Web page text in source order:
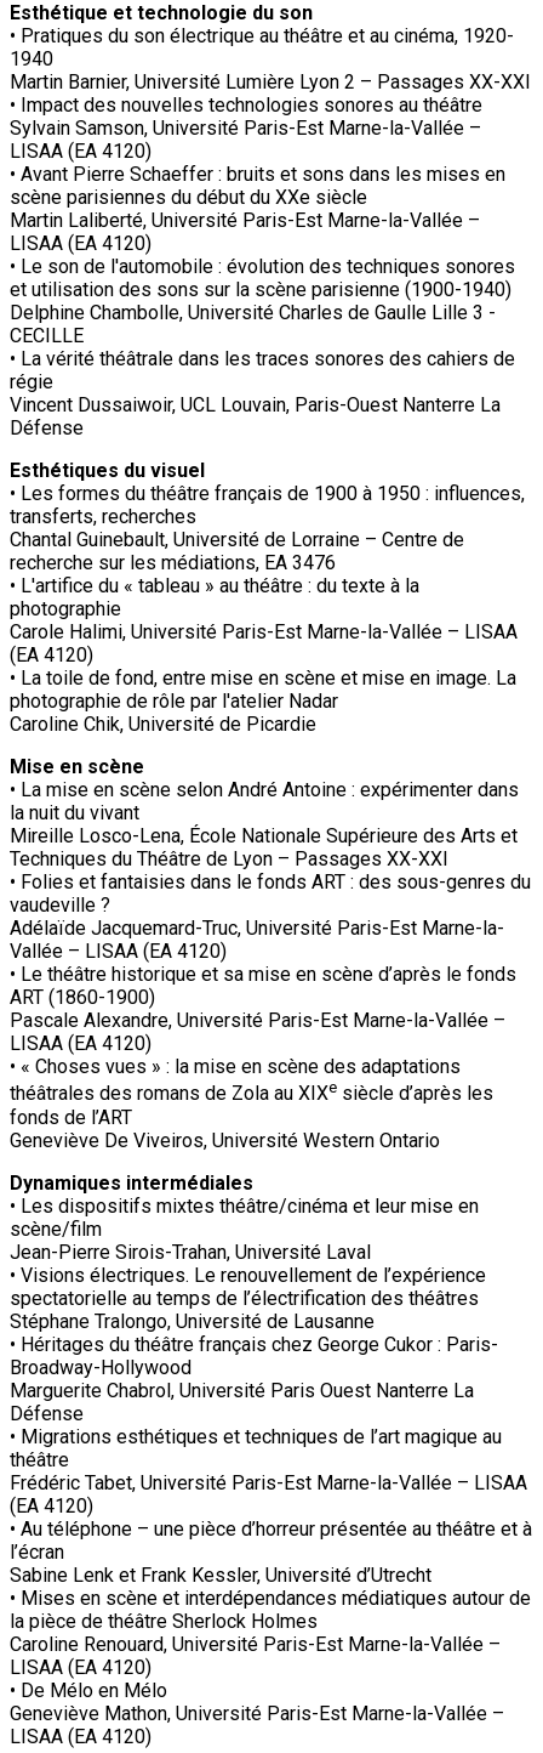
Esthétique et technologie du son
• Pratiques du son électrique au théâtre et au cinéma, 1920-
1940
Martin Barnier, Université Lumière Lyon 2 – Passages XX-XXI
• Impact des nouvelles technologies sonores au théâtre
Sylvain Samson, Université Paris-Est Marne-la-Vallée –
LISAA (EA 4120)
• Avant Pierre Schaeffer : bruits et sons dans les mises en
scène parisiennes du début du XXe siècle
Martin Laliberté, Université Paris-Est Marne-la-Vallée –
LISAA (EA 4120)
• Le son de l'automobile : évolution des techniques sonores
et utilisation des sons sur la scène parisienne (1900-1940)
Delphine Chambolle, Université Charles de Gaulle Lille 3 -
CECILLE
• La vérité théâtrale dans les traces sonores des cahiers de
régie
Vincent Dussaiwoir, UCL Louvain, Paris-Ouest Nanterre La
Défense
Esthétiques du visuel
• Les formes du théâtre français de 1900 à 1950 : influences,
transferts, recherches
Chantal Guinebault, Université de Lorraine – Centre de
recherche sur les médiations, EA 3476
• L'artifice du « tableau » au théâtre : du texte à la
photographie
Carole Halimi, Université Paris-Est Marne-la-Vallée – LISAA
(EA 4120)
• La toile de fond, entre mise en scène et mise en image. La
photographie de rôle par l'atelier Nadar
Caroline Chik, Université de Picardie
Mise en scène
• La mise en scène selon André Antoine : expérimenter dans
la nuit du vivant
Mireille Losco-Lena, École Nationale Supérieure des Arts et
Techniques du Théâtre de Lyon – Passages XX-XXI
• Folies et fantaisies dans le fonds ART : des sous-genres du
vaudeville ?
Adélaïde Jacquemard-Truc, Université Paris-Est Marne-la-
Vallée – LISAA (EA 4120)
• Le théâtre historique et sa mise en scène d’après le fonds
ART (1860-1900)
Pascale Alexandre, Université Paris-Est Marne-la-Vallée –
LISAA (EA 4120)
• « Choses vues » : la mise en scène des adaptations
théâtrales des romans de Zola au XIXe siècle d’après les
fonds de l’ART
Geneviève De Viveiros, Université Western Ontario
Dynamiques intermédiales
• Les dispositifs mixtes théâtre/cinéma et leur mise en
scène/film
Jean-Pierre Sirois-Trahan, Université Laval
• Visions électriques. Le renouvellement de l’expérience
spectatorielle au temps de l’électrification des théâtres
Stéphane Tralongo, Université de Lausanne
• Héritages du théâtre français chez George Cukor : Paris-
Broadway-Hollywood
Marguerite Chabrol, Université Paris Ouest Nanterre La
Défense
• Migrations esthétiques et techniques de l’art magique au
théâtre
Frédéric Tabet, Université Paris-Est Marne-la-Vallée – LISAA
(EA 4120)
• Au téléphone – une pièce d’horreur présentée au théâtre et à
l’écran
Sabine Lenk et Frank Kessler, Université d’Utrecht
• Mises en scène et interdépendances médiatiques autour de
la pièce de théâtre Sherlock Holmes
Caroline Renouard, Université Paris-Est Marne-la-Vallée –
LISAA (EA 4120)
• De Mélo en Mélo
Geneviève Mathon, Université Paris-Est Marne-la-Vallée –
LISAA (EA 4120)